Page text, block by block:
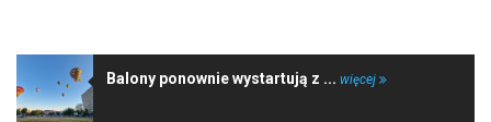
Balony ponownie wystartują z ... więcej